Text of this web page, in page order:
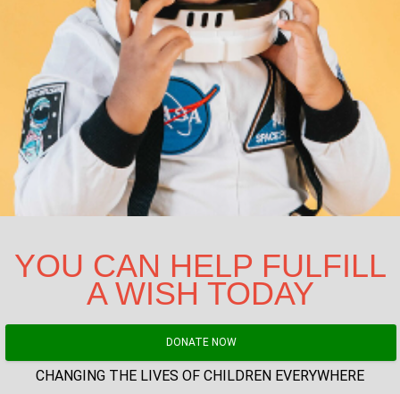
YOU CAN HELP FULFILL
A WISH TODAY
DONATE NOW
CHANGING THE LIVES OF CHILDREN EVERYWHERE